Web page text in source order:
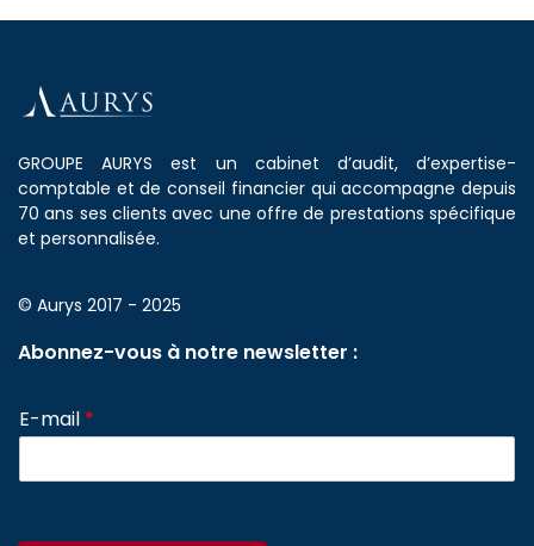
GROUPE AURYS est un cabinet d’audit, d’expertise-
comptable et de conseil financier qui accompagne depuis
70 ans ses clients avec une offre de prestations spécifique
et personnalisée.
© Aurys 2017 - 2025
Abonnez-vous à notre newsletter :
E-mail *